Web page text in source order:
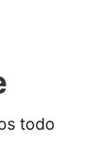
todo